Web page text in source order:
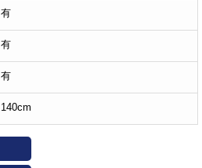
有
有
有
140cm